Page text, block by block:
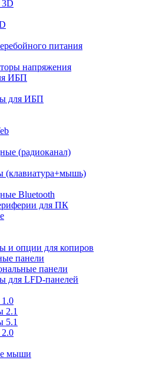
питания
напряжения
ИБП
для ИБП
(радиоканал)
(клавиатура+мышь)
Bluetooth
для ПК
и опции для копиров
панели
панели
для LFD-панелей
2.1
5.1
мыши